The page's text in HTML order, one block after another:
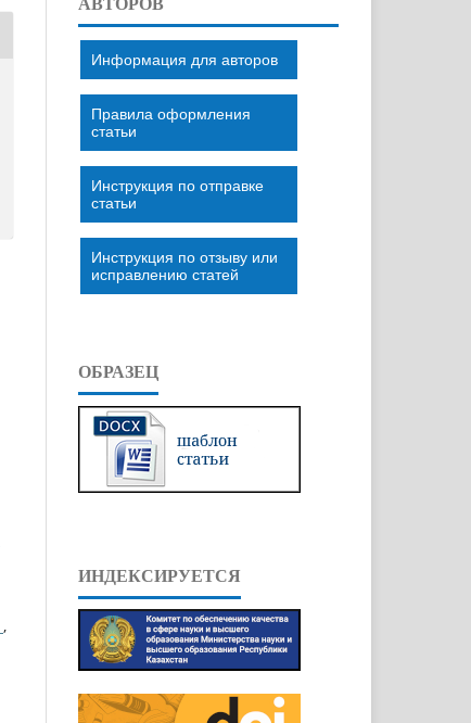
,
Информация для авторов
Правила оформления
статьи
Инструкция по отправке
статьи
Инструкция по отзыву или
исправлению статей
ОБРАЗЕЦ
ИНДЕКСИРУЕТСЯ